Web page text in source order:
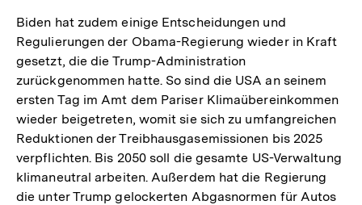
Biden hat zudem einige Entscheidungen und
Regulierungen der Obama-Regierung wieder in Kraft
gesetzt, die die Trump-Administration
zurückgenommen hatte. So sind die USA an seinem
ersten Tag im Amt dem Pariser Klimaübereinkommen
wieder beigetreten, womit sie sich zu umfangreichen
Reduktionen der Treibhausgasemissionen bis 2025
verpflichten. Bis 2050 soll die gesamte US-Verwaltung
klimaneutral arbeiten. Außerdem hat die Regierung
die unter Trump gelockerten Abgasnormen für Autos